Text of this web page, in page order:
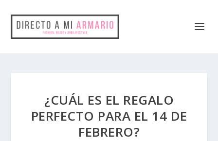
¿CUÁL ES EL REGALO
PERFECTO PARA EL 14 DE
FEBRERO?